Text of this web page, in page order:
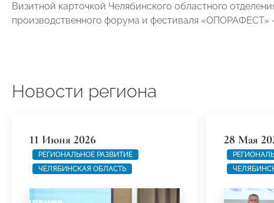
Визитной карточкой Челябинского областного
производственного форума и фестиваля «ОПОРАФЕСТ»
Новости региона
11 Июня 2026
РЕГИОНАЛЬНОЕ РАЗВИТИЕ
ЧЕЛЯБИНСКАЯ ОБЛАСТЬ
28 Мая